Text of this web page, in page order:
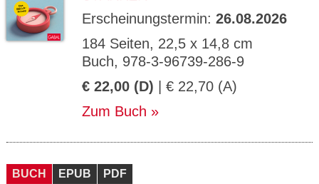
Erscheinungstermin: 26.08.2026
184 Seiten, 22,5 x 14,8 cm
Buch, 978-3-96739-286-9
€ 22,00 (D) | € 22,70 (A)
Zum Buch
BUCH EPUB PDF